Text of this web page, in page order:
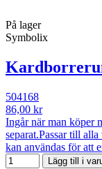
På lager
Symbolix
504168
86,00 kr
Ingår när man köper
separat.Passar till
kan användas för att
Lägg till i